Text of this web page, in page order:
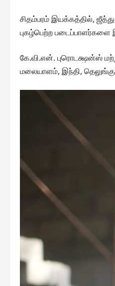
சிதம்பரம் இயக்கத்தில்,
புகழ்பெற்ற படைப்பாளர்களை
கே.வி.என். புரொடக்ஷன்ஸ்‌
மலையாளம், இந்தி,